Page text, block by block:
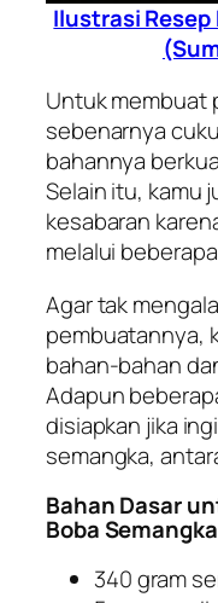
Ilustrasi Resep
Untuk membuat
sebenarnya
bahannya
Selain itu, kamu
kesabaran
melalui
Agar tak
pembuatannya,
bahan-bahan
Adapun
disiapkan jika
semangka,
Bahan Dasar
Boba Semangka
340 gram